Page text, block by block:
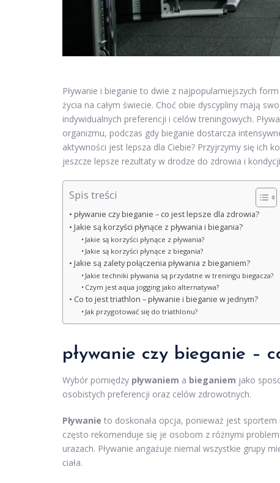
Pływanie i bieganie to dwie z najpopularniejszych
życia na całym świecie. Choć obie dyscypliny mają
indywidualnych preferencji i celów treningowych.
organizmu, podczas gdy bieganie dostarcza
aktywności jest lepsza dla Ciebie? Przyjrzymy się ich
jeszcze lepsze rezultaty w drodze do zdrowia i
Spis treści
pływanie czy bieganie – co jest lepsze dla zdrowia?
Jakie są korzyści płynące z pływania i biegania?
Jakie są korzyści płynące z pływania?
Jakie są korzyści płynące z biegania?
Jakie są zalety połączenia pływania z bieganiem?
Jakie techniki pływania są przydatne w treningu biegacza?
Czym jest aqua jogging jako alternatywa?
Co to jest triathlon – pływanie i bieganie w jednym?
Jak przygotować się do triathlonu?
pływanie czy bieganie –
Wybór pomiędzy pływaniem a bieganiem jako
osobistych preferencji oraz celów zdrowotnych.
Pływanie to doskonała opcja, ponieważ jest
często rekomenduje się je osobom z różnymi
urazach. Pływanie angażuje niemal wszystkie grupy
ciała.